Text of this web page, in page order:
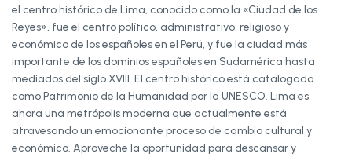
el centro histórico de Lima, conocido como la «Ciudad de los
Reyes», fue el centro político, administrativo, religioso y
económico de los españoles en el Perú, y fue la ciudad más
importante de los dominios españoles en Sudamérica hasta
mediados del siglo XVIII. El centro histórico está catalogado
como Patrimonio de la Humanidad por la UNESCO. Lima es
ahora una metrópolis moderna que actualmente está
atravesando un emocionante proceso de cambio cultural y
económico. Aproveche la oportunidad para descansar y